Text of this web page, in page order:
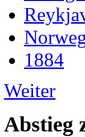
1884
Weiter
Abstieg